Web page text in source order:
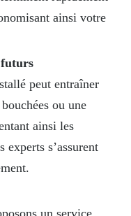
ainsi votre
futurs
peut entraîner
ou une
ainsi les
experts s’assurent
un service